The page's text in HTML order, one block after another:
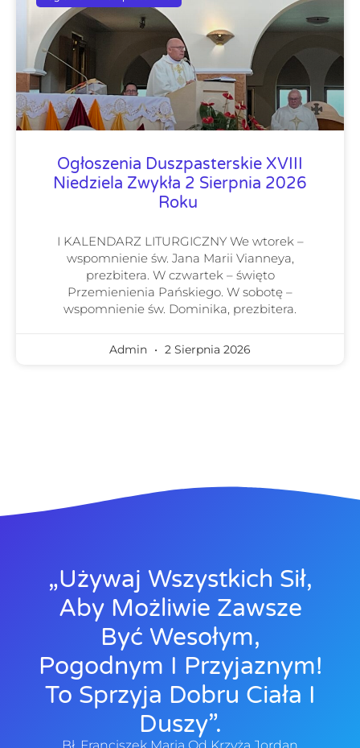
Ogłoszenia Duszpasterskie XVIII
Niedziela Zwykła 2 Sierpnia 2026
Roku
I KALENDARZ LITURGICZNY We wtorek –
wspomnienie św. Jana Marii Vianneya,
prezbitera. W czwartek – święto
Przemienienia Pańskiego. W sobotę –
wspomnienie św. Dominika, prezbitera.
Admin 2 Sierpnia 2026
„Używaj Wszystkich Sił,
Aby Możliwie Zawsze
Być Wesołym,
Pogodnym I Przyjaznym!
To Sprzyja Dobru Ciała I
Duszy”.